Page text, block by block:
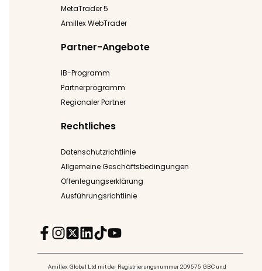
MetaTrader 5
Amillex WebTrader
Partner-Angebote
IB-Programm
Partnerprogramm
Regionaler Partner
Rechtliches
Datenschutzrichtlinie
Allgemeine Geschäftsbedingungen
Offenlegungserklärung
Ausführungsrichtlinie
Amillex Global Ltd mit der Registrierungsnummer 209575 GBC und